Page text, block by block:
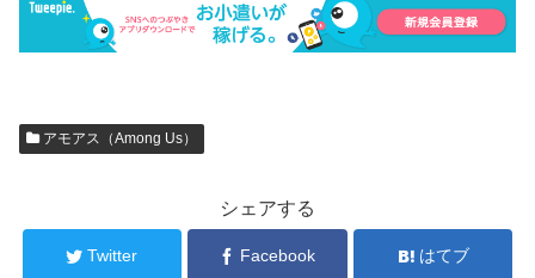
アモアス（Among Us）
シェアする
Twitter Facebook はてブ